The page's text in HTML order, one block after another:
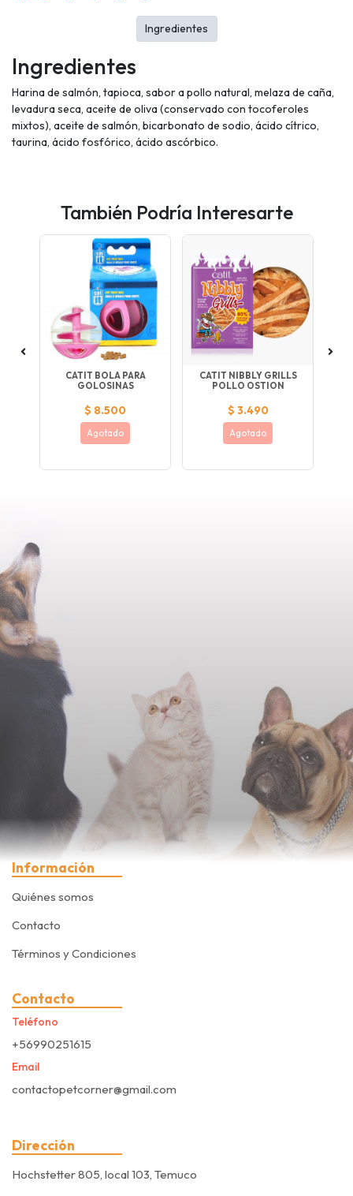
Ingredientes
Harina de salmón, tapioca, sabor a pollo natural, melaza de caña,
levadura seca, aceite de oliva (conservado con tocoferoles
mixtos), aceite de salmón, bicarbonato de sodio, ácido cítrico,
taurina, ácido fosfórico, ácido ascórbico.
Ingredientes
También Podría Interesarte
CATIT BOLA PARA
GOLOSINAS
$ 8.500
Agotado
CATIT NIBBLY GRILLS
POLLO OSTION
$ 3.490
Agotado
Información
Quiénes somos
Contacto
Términos y Condiciones
Contacto
Teléfono
+56990251615
Email
contactopetcorner@gmail.com
Dirección
Hochstetter 805, local 103, Temuco